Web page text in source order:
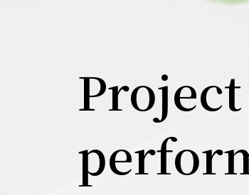
Project